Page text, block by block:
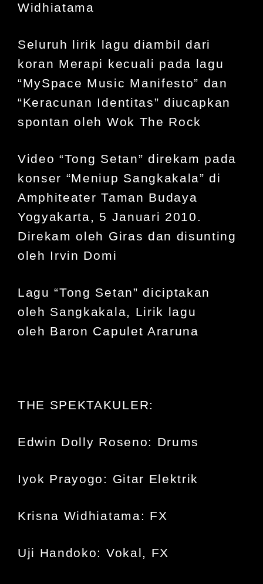
Widhiatama
Seluruh lirik lagu diambil dari
koran Merapi kecuali pada lagu
“MySpace Music Manifesto” dan
“Keracunan Identitas” diucapkan
spontan oleh Wok The Rock
Video “Tong Setan” direkam pada
konser “Meniup Sangkakala” di
Amphiteater Taman Budaya
Yogyakarta, 5 Januari 2010.
Direkam oleh Giras dan disunting
oleh Irvin Domi
Lagu “Tong Setan” diciptakan
oleh Sangkakala, Lirik lagu
oleh Baron Capulet Araruna
THE SPEKTAKULER:
Edwin Dolly Roseno: Drums
Iyok Prayogo: Gitar Elektrik
Krisna Widhiatama: FX
Uji Handoko: Vokal, FX